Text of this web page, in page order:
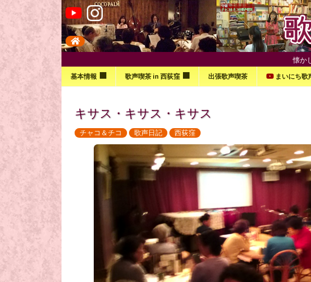
懐か
基本情報 歌声喫茶 in 西荻窪 出張歌声喫茶 まいにち
キサス・キサス・キサス
チャコ＆チコ 歌声日記 西荻窪